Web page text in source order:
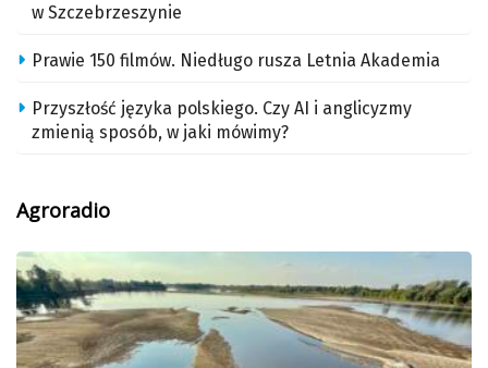
w Szczebrzeszynie
Prawie 150 filmów. Niedługo rusza Letnia Akademia
Przyszłość języka polskiego. Czy AI i anglicyzmy
zmienią sposób, w jaki mówimy?
Agroradio